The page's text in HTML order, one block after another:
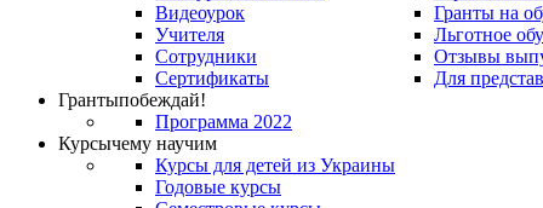
Видеоурок
Учителя
Сотрудники
Сертификаты
Гранты на
Льготное
Отзывы
Для
Грантыпобеждай!
Программа 2022
Курсычему научим
Курсы для детей из Украины
Годовые курсы